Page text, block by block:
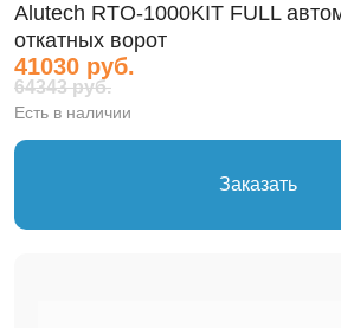
Alutech RTO-1000KIT FULL
откатных ворот
64343 руб.
41030 руб.
Есть в наличии
Заказать